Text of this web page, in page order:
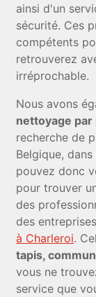
ainsi d'un
sécurité. Ces
compétents
retrouverez
irréprochable.
Nous avons
nettoyage par
recherche de
Belgique,
pouvez donc
pour trouver
des
des
à Charleroi.
tapis,
vous ne
service que